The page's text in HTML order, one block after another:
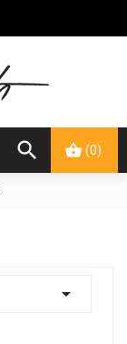
(0)
